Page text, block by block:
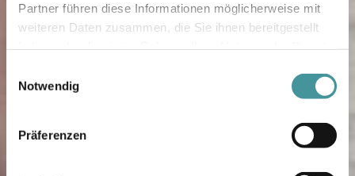
Partner führen diese Informationen möglicherweise mit
weiteren Daten zusammen, die Sie ihnen bereitgestellt
Notwendig
Präferenzen